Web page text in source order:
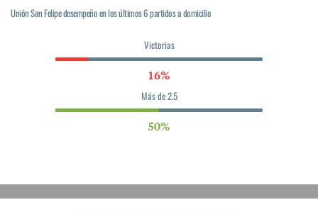
Unión San Felipe desempeño en los últimos 6 partidos a domicilio
Victorias
16%
Más de 2.5
50%